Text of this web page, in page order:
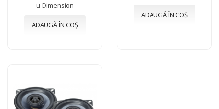
u-Dimension
ADAUGĂ ÎN COȘ
ADAUGĂ ÎN COȘ